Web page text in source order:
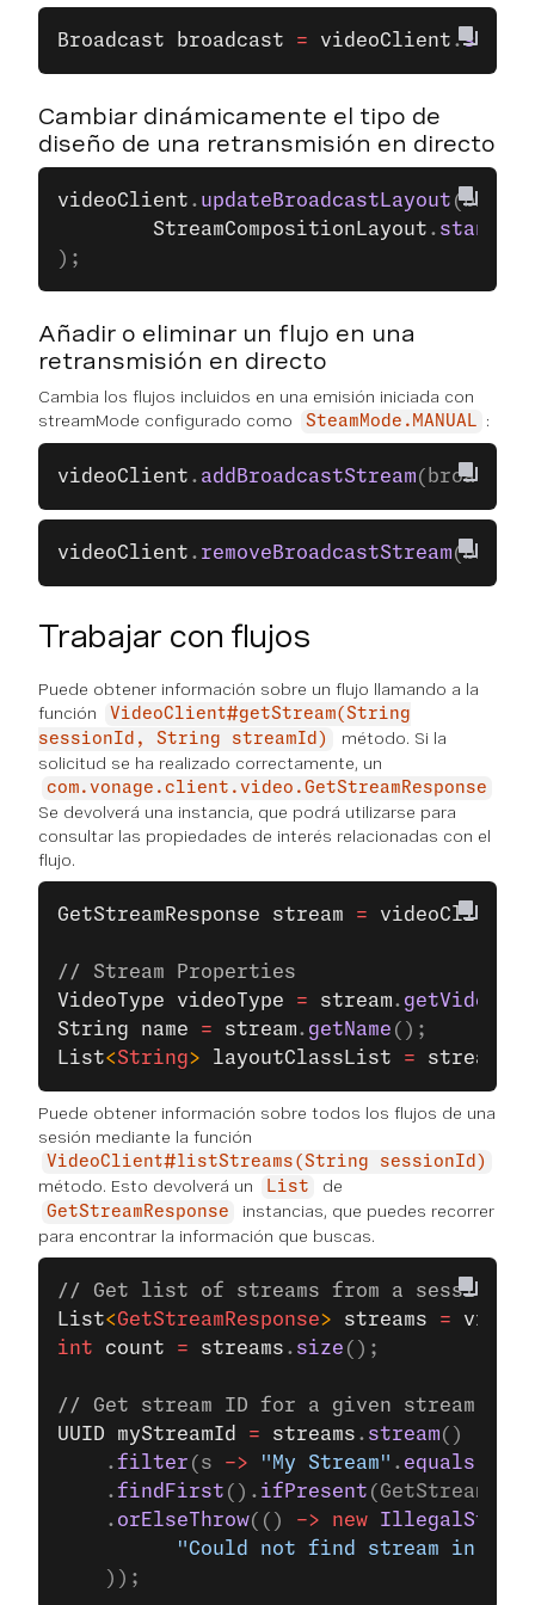
Broadcast broadcast = videoClient .
Cambiar dinámicamente el tipo de
diseño de una retransmisión en directo
videoClient . updateBroadcastLayout
		StreamCompositionLayout
.
);
Añadir o eliminar un flujo en una
retransmisión en directo
Cambia los flujos incluidos en una emisión iniciada con
streamMode configurado como
SteamMode.MANUAL :
videoClient . addBroadcastStream
videoClient . removeBroadcastStream
Trabajar con flujos
Puede obtener información sobre un flujo llamando a la
función
VideoClient#getStream(String
sessionId, String streamId)
método. Si la
solicitud se ha realizado correctamente, un
com.vonage.client.video.GetStreamResponse
Se devolverá una instancia, que podrá utilizarse para
consultar las propiedades de interés relacionadas con el
flujo.
GetStreamResponse stream = videoClient
// Stream Properties
VideoType videoType = stream.
String name = stream. getName ();
List<String> layoutClassList = stream
Puede obtener información sobre todos los flujos de una
sesión mediante la función
VideoClient#listStreams(String sessionId)
método. Esto devolverá un List de
GetStreamResponse
instancias, que puedes recorrer
para encontrar la información que buscas.
// Get list of streams from a session ID
List<GetStreamResponse> streams =
int count = streams . size ();
// Get stream ID for a given stream name
UUID myStreamId = streams . stream()
    .
filter (s -> "My Stream" . equals
    .
findFirst (). ifPresent
    .
orElseThrow(() -> new
"Could not find stream in
    ));